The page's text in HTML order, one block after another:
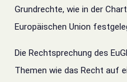
Grundrechte, wie in der
Europäischen Union
Die Rechtsprechung des
Themen wie das Recht auf